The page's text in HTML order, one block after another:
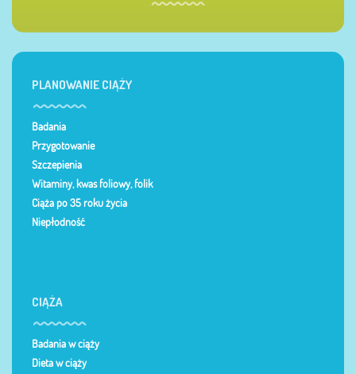
PLANOWANIE CIĄŻY
Badania
Przygotowanie
Szczepienia
Witaminy, kwas foliowy, folik
Ciąża po 35 roku życia
Niepłodność
CIĄŻA
Badania w ciąży
Dieta w ciąży